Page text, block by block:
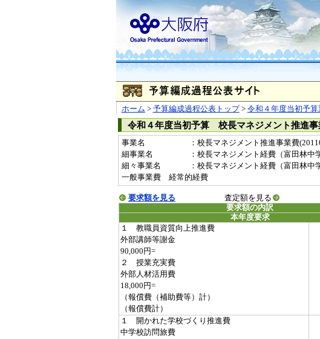
ホーム > 予算編成過程公表トップ> 令和４年度当初予算
令和４年度当初予算 校長マネジメント推進事
事業名 ：校長マネジメント推進事業費
細事業名
：校長マネジメント経費（富田林中
細々事業名
：校長マネジメント経費（富田林中
一般事業費 経常的経費
要求額を見る 査定額を見る
要求額の内訳
本年度要求
１ 教職員資質向上推進費
外部講師等謝金
90,000円=
２ 授業充実費
外部人材活用費
18,000円=
（報償費（補助費等）計）
（報償費計）
１ 開かれた学校づくり推進費
中学校訪問旅費